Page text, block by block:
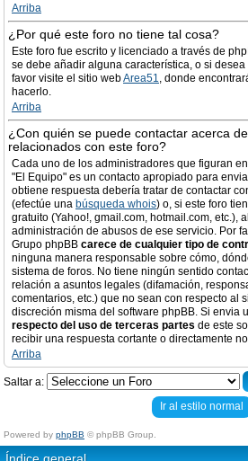
Arriba
¿Por qué este foro no tiene tal cosa?
Este foro fue escrito y licenciado a través de
se debe añadir alguna característica, o si
favor visite el sitio webArea51, donde
hacerlo.
Arriba
¿Con quién se puede contactar acerca
relacionados con este foro?
Cada uno de los administradores que figuran
"El Equipo" es un contacto apropiado para
obtiene respuesta debería tratar de contactar
(efectúe una búsqueda whois) o, si este foro
gratuito (Yahoo!, gmail.com, hotmail.com, etc.),
administración de abusos de ese servicio. Por
Grupo phpBB carece de cualquier tipo de
ninguna manera responsable sobre cómo,
sistema de foros. No tiene ningún sentido
relación a asuntos legales (difamación,
comentarios, etc.) que no sean con respecto al
discreción misma del software phpBB. Si envia
respecto del uso de terceras partes de este
recibir una respuesta cortante o directamente
Arriba
Saltar a:
Ir al estilo normal
Powered by phpBB © phpBB Group.